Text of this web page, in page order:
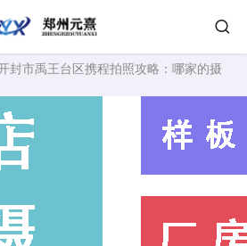
封市禹王台区携程拍照攻略：哪家的摄